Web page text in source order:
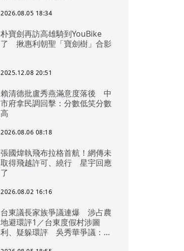
2026.08.05 18:34
朴寶劍再訪高雄騎到YouBike
了 揪惠利朝聖「寶劍樹」合影
2025.12.08 20:51
賴清德批盧秀燕滿意度落後 中
市府拿民調回擊：分數低笑分數
高
2026.08.06 08:18
張國煒執飛布拉格首航！網傳未
取得飛越許可、繞行 星宇回應
了
2026.08.02 16:16
台東議長家族爭議連爆 涉占農
地避環評1／台東度假村涉圖
利、疑躲環評 吳秀華爭議：概